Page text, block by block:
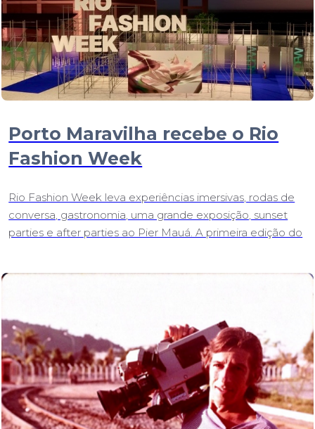
Porto Maravilha recebe o Rio
Fashion Week
Rio Fashion Week leva experiências imersivas, rodas de
conversa, gastronomia, uma grande exposição, sunset
parties e after parties ao Pier Mauá. A primeira edição do